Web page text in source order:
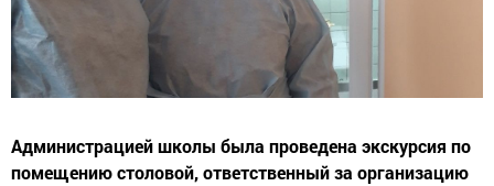
Администрацией школы была проведена экскурсия по
помещению столовой, ответственный за организацию